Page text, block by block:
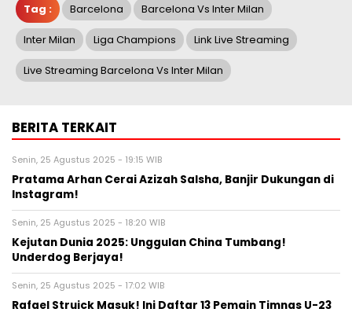
Tag : Barcelona Barcelona Vs Inter Milan
Inter Milan Liga Champions Link Live Streaming
Live Streaming Barcelona Vs Inter Milan
BERITA TERKAIT
Senin, 25 Agustus 2025 - 19:15 WIB
Pratama Arhan Cerai Azizah Salsha, Banjir Dukungan di
Instagram!
Senin, 25 Agustus 2025 - 18:20 WIB
Kejutan Dunia 2025: Unggulan China Tumbang!
Underdog Berjaya!
Senin, 25 Agustus 2025 - 17:02 WIB
Rafael Struick Masuk! Ini Daftar 13 Pemain Timnas U-23